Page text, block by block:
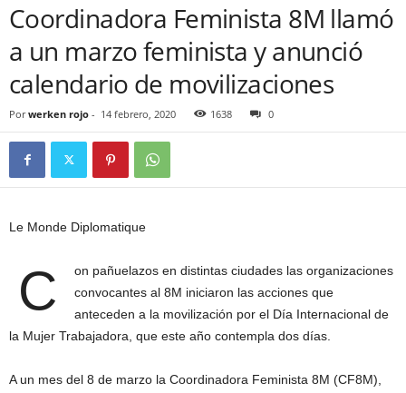
Coordinadora Feminista 8M llamó
a un marzo feminista y anunció
calendario de movilizaciones
Por werken rojo - 14 febrero, 2020 1638 0
Le Monde Diplomatique
C
on pañuelazos en distintas ciudades las organizaciones
convocantes al 8M iniciaron las acciones que
anteceden a la movilización por el Día Internacional de
la Mujer Trabajadora, que este año contempla dos días.
A un mes del 8 de marzo la Coordinadora Feminista 8M (CF8M),